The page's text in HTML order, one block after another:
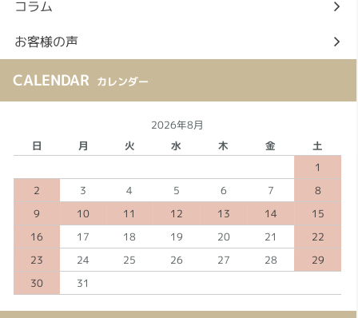
コラム
お客様の声
CALENDAR カレンダー
2026年8月
日 月 火 水 木 金 土
1
2 3 4 5 6 7 8
9 10 11 12 13 14 15
16 17 18 19 20 21 22
23 24 25 26 27 28 29
30 31